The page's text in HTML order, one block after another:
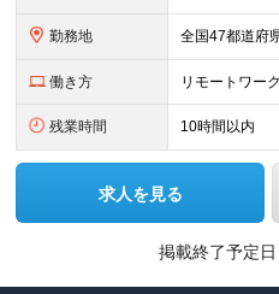
勤務地
働き方 リモートワー
残業時間 10時間以内
求人を見る
掲載終了予定日